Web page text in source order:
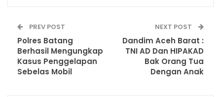
PREV POST
Polres Batang
Berhasil Mengungkap
Kasus Penggelapan
Sebelas Mobil
NEXT POST
Dandim Aceh Barat :
TNI AD Dan HIPAKAD
Bak Orang Tua
Dengan Anak